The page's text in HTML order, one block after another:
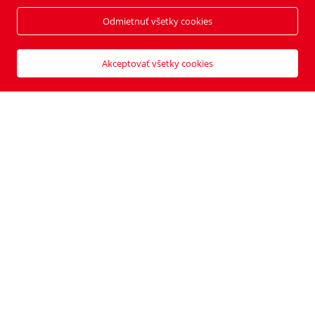
PUBLISHING HOUSE a.s.
Jána Milca 6, 010 01 Žilina
IČO: 46495959
DIČ: 2820016078
IČ DPH: SK2820016078
Odmietnuť všetky cookies
Akceptovať všetky cookies